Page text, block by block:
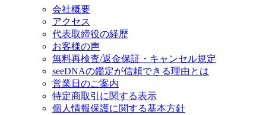
会社概要
アクセス
代表取締役の経歴
お客様の声
無料再検査/返金保証・キャンセル規定
seeDNAの鑑定が信頼できる理由とは
営業日のご案内
特定商取引に関する表示
個人情報保護に関する基本方針